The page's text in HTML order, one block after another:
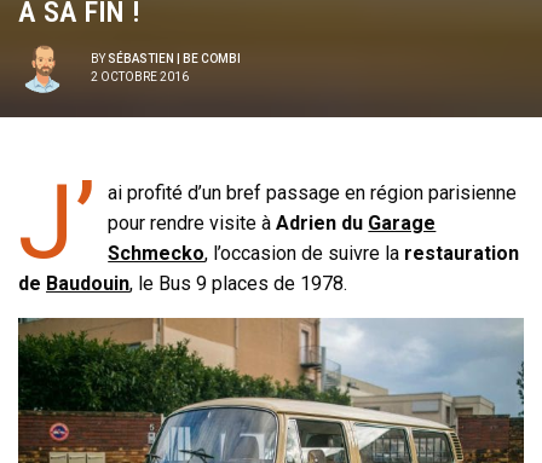
À SA FIN !
BY SÉBASTIEN | BE COMBI
2 OCTOBRE 2016
J’
ai profité d’un bref passage en région parisienne
pour rendre visite àAdrien du Garage
Schmecko, l’occasion de suivre la restauration
de Baudouin, le Bus 9 places de 1978.